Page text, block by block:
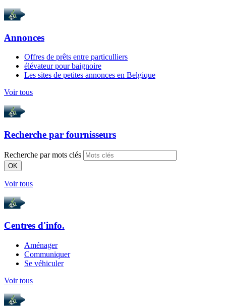
Annonces
Offres de prêts entre particulliers
élévateur pour baignoire
Les sites de petites annonces en Belgique
Voir tous
Recherche par fournisseurs
Recherche par mots clés
OK
Voir tous
Centres d'info.
Aménager
Communiquer
Se véhiculer
Voir tous